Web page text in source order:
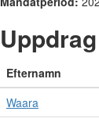
Uppdrag
Efternamn
Waara